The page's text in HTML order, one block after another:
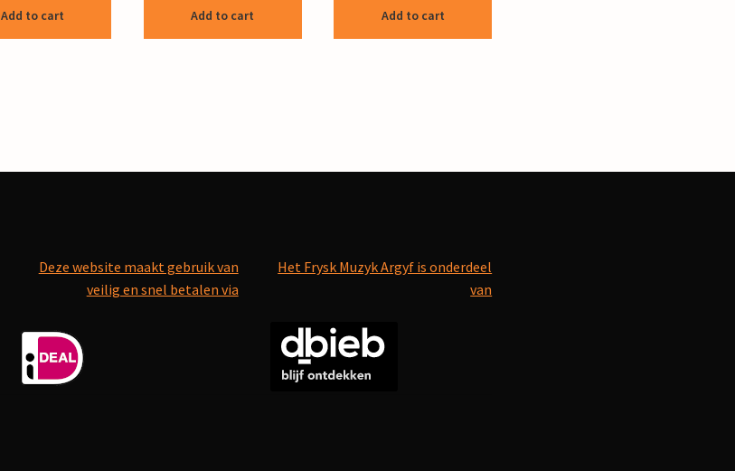
Add to cart Add to cart Add to cart
Deze website maakt gebruik van
veilig en snel betalen via
Het Frysk Muzyk Argyf is onderdeel
van